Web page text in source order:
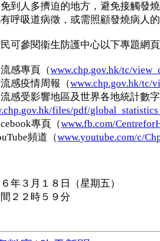
到人多擠迫的地方，避免接觸發
呼吸道病徵，或需照顧發燒病人
參閱衞生防護中心以下專題網頁
感專頁（www.chp.gov.hk/tc/
感疫情周報（www.chp.gov.hk/tc/
感受影響地區及世界各地統計數字
files/pdf/
專頁（www.fb.com/
頻道（www.youtube.com/c/
年３月１８日（星期五）
２２時５９分